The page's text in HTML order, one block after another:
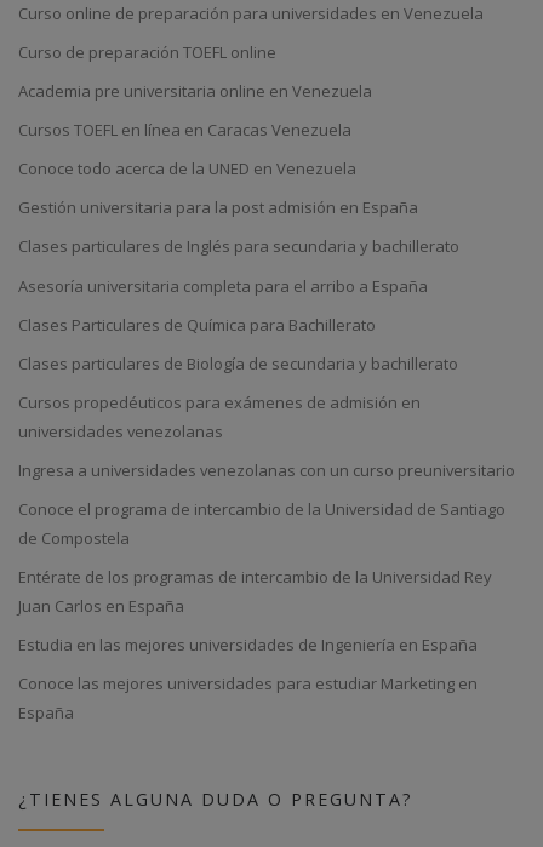
Curso online de preparación para universidades en Venezuela
Curso de preparación TOEFL online
Academia pre universitaria online en Venezuela
Cursos TOEFL en línea en Caracas Venezuela
Conoce todo acerca de la UNED en Venezuela
Gestión universitaria para la post admisión en España
Clases particulares de Inglés para secundaria y bachillerato
Asesoría universitaria completa para el arribo a España
Clases Particulares de Química para Bachillerato
Clases particulares de Biología de secundaria y bachillerato
Cursos propedéuticos para exámenes de admisión en
universidades venezolanas
Ingresa a universidades venezolanas con un curso preuniversitario
Conoce el programa de intercambio de la Universidad de Santiago
de Compostela
Entérate de los programas de intercambio de la Universidad Rey
Juan Carlos en España
Estudia en las mejores universidades de Ingeniería en España
Conoce las mejores universidades para estudiar Marketing en
España
¿TIENES ALGUNA DUDA O PREGUNTA?